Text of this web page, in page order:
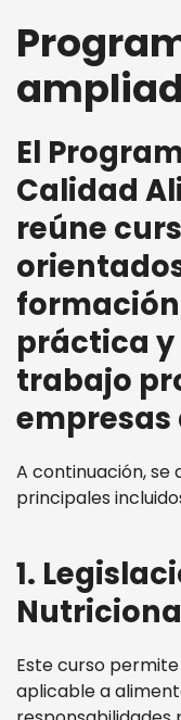
El
Calidad
reúne
práctica
trabajo
A continuación, se
principales
1.
Este curso
aplicable a